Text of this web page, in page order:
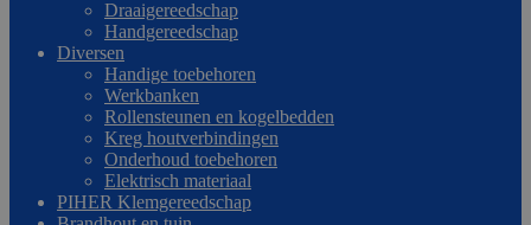
Draaigereedschap
Handgereedschap
Diversen
Handige toebehoren
Werkbanken
Rollensteunen en kogelbedden
Kreg houtverbindingen
Onderhoud toebehoren
Elektrisch materiaal
PIHER Klemgereedschap